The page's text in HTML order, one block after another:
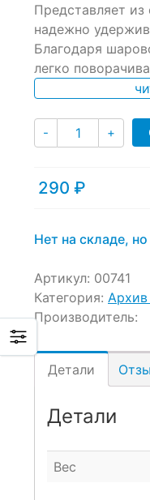
on
customer
ratings
Представляет
надежно
Благодаря
легко
- Количество
+
290 ₽
Нет на складе,
Артикул: 00741
Категория:
Производитель:
Детали
Детали
Вес